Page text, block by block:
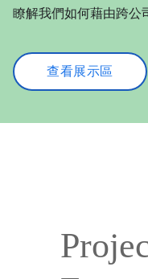
瞭解我們如何藉由跨公
查看展示區